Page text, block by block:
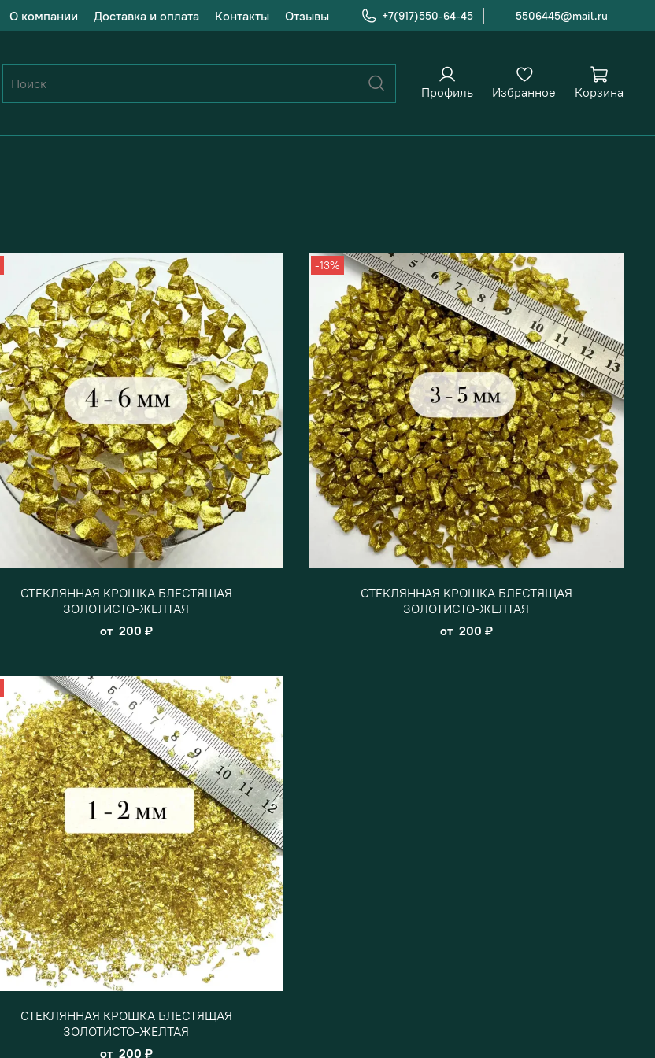
О компании Доставка и оплата Контакты Отзывы +7(917)550-64-45 5506445@mail.ru
Профиль Избранное Корзина
СТЕКЛЯННАЯ КРОШКА БЛЕСТЯЩАЯ
ЗОЛОТИСТО-ЖЕЛТАЯ
от 200 ₽
-13%
СТЕКЛЯННАЯ КРОШКА БЛЕСТЯЩАЯ
ЗОЛОТИСТО-ЖЕЛТАЯ
от 200 ₽
СТЕКЛЯННАЯ КРОШКА БЛЕСТЯЩАЯ
ЗОЛОТИСТО-ЖЕЛТАЯ
от 200 ₽